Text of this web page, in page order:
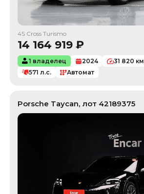
4S Cross Turismo
14 164 919 ₽
1 владелец 2024 31 820 км
571 л.с. Автомат
Porsche Taycan, лот 42189375